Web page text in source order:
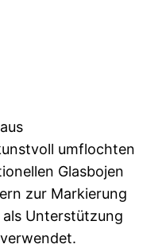
umflochten
Glasbojen
zur Markierung
Unterstützung